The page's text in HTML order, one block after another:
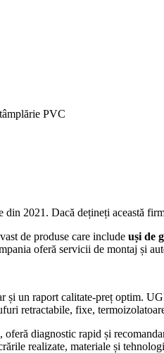
2021. Dacă dețineți această
de produse care include uși de
oferă servicii de montaj și
și un raport calitate-preț optim.
retractabile, fixe,
oferă diagnostic rapid și
realizate, materiale și